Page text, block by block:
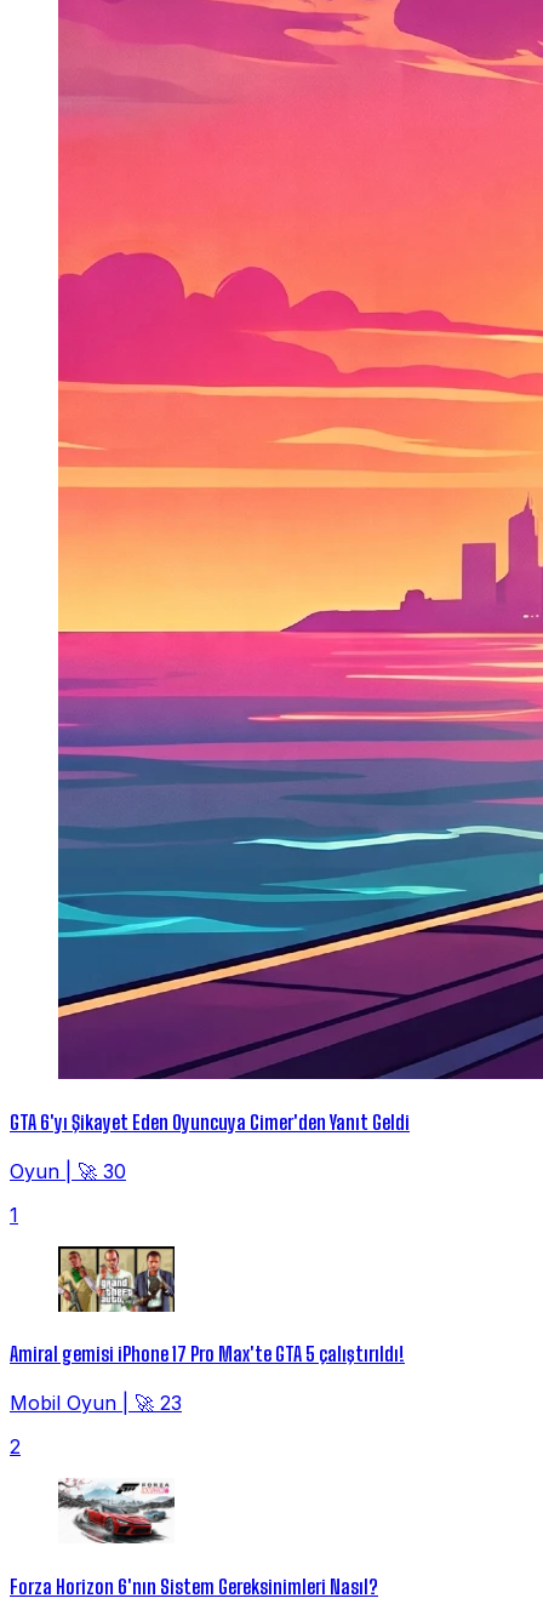
GTA 6'yı Şikayet Eden Oyuncuya Cimer'den Yanıt Geldi
Oyun
🚀 30
1
Amiral gemisi iPhone 17 Pro Max'te GTA 5 çalıştırıldı!
Mobil Oyun
🚀 23
2
Forza Horizon 6'nın Sistem Gereksinimleri Nasıl?